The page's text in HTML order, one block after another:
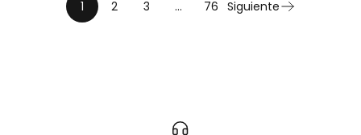
1 2 3 … 76 Siguiente